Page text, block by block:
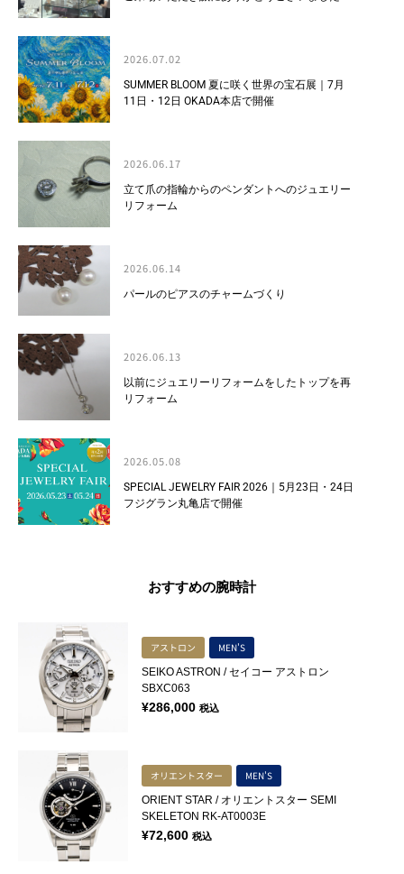
2026.07.02
SUMMER BLOOM 夏に咲く世界の宝石展｜7月
11日・12日 OKADA本店で開催
2026.06.17
立て爪の指輪からのペンダントへのジュエリー
リフォーム
2026.06.14
パールのピアスのチャームづくり
2026.06.13
以前にジュエリーリフォームをしたトップを再
リフォーム
2026.05.08
SPECIAL JEWELRY FAIR 2026｜5月23日・24日
フジグラン丸亀店で開催
おすすめの腕時計
アストロン MEN'S
SEIKO ASTRON / セイコー アストロン
SBXC063
¥286,000 税込
オリエントスター MEN'S
ORIENT STAR / オリエントスター SEMI
SKELETON RK-AT0003E
¥72,600 税込